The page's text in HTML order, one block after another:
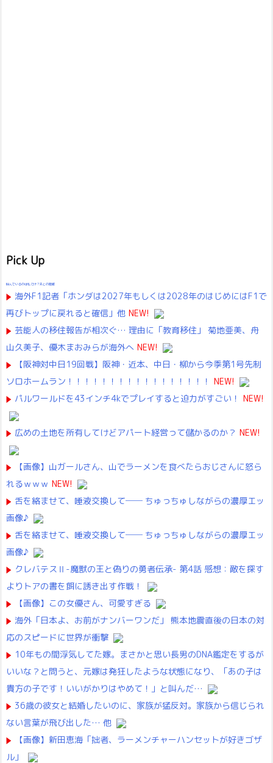
Pick Up
悩んでいるのは私だけ？夫との距離
海外F1記者「ホンダは2027年もしくは2028年のはじめにはF1で
再びトップに戻れると確信」他 NEW!
芸能人の移住報告が相次ぐ… 理由に「教育移住」 菊地亜美、舟
山久美子、優木まおみらが海外へ NEW!
【阪神対中日19回戦】阪神・近本、中日・柳から今季第1号先制
ソロホームラン！！！！！！！！！！！！！！！！！ NEW!
パルワールドを43インチ4kでプレイすると迫力がすごい！ NEW!
広めの土地を所有してけどアパート経営って儲かるのか？ NEW!
【画像】山ガールさん、山でラーメンを食べたらおじさんに怒ら
れるｗｗｗ NEW!
舌を絡ませて、唾液交換して── ちゅっちゅしながらの濃厚エッ
画像♪
舌を絡ませて、唾液交換して── ちゅっちゅしながらの濃厚エッ
画像♪
クレバテスⅡ-魔獣の王と偽りの勇者伝承- 第4話 感想：敵を探す
よりトアの書を餌に誘き出す作戦！
【画像】この女優さん、可愛すぎる
海外「日本よ、お前がナンバーワンだ」 熊本地震直後の日本の対
応のスピードに世界が衝撃
10年もの間浮気してた嫁。まさかと思い長男のDNA鑑定をするが
いいな？と問うと、元嫁は発狂したような状態になり、「あの子は
貴方の子です！いいがかりはやめて！」と叫んだ…
36歳の彼女と結婚したいのに、家族が猛反対。家族から信じられ
ない言葉が飛び出した… 他
【画像】新田恵海「拙者、ラーメンチャーハンセットが好きゴザ
ル」